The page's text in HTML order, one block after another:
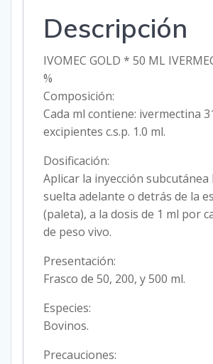
Descripción
IVOMEC GOLD * 50 ML
%
Composición:
Cada ml contiene: ivermectina
excipientes c.s.p. 1.0 ml.
Dosificación:
Aplicar la inyección subcutánea
suelta adelante o detrás de la
(paleta), a la dosis de 1 ml por
de peso vivo.
Presentación:
Frasco de 50, 200, y 500 ml.
Especies:
Bovinos.
Precauciones: